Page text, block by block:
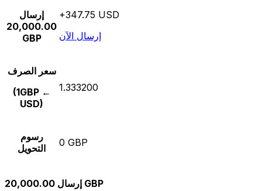
إرسال
20,000.00
GBP
+347.75 USD
إرسال الآن
سعر الصرف
(1GBP ←
USD)
1.333200
رسوم
التحويل
0 GBP
إرسال 20,000.00 GBP